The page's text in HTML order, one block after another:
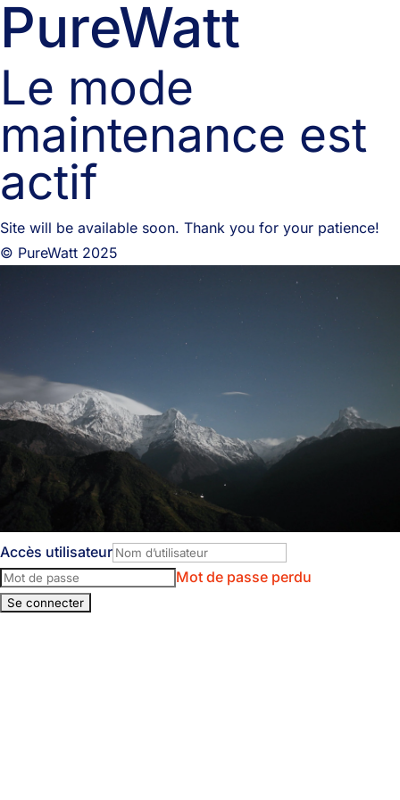
PureWatt
Le mode
maintenance est
actif
Site will be available soon. Thank you for your patience!
© PureWatt 2025
Accès utilisateur
Mot de passe perdu